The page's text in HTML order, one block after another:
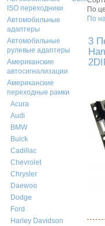
ISO переходники
Автомобильные
адаптеры
Автомобильные
рулевые адаптеры
Американские
автосигнализации
Американские
переходные рамки
Acura
Audi
BMW
Buick
Cadillac
Chevrolet
Chrysler
Daewoo
Dodge
Ford
Harley Davidson
По
По
3